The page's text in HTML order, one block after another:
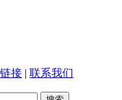
接 | 联系我们